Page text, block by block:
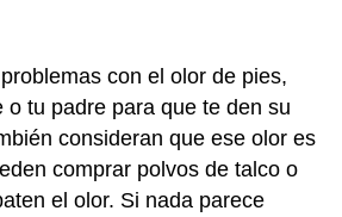
con el olor de pies,
o tu padre para que te den su
consideran que ese olor es
comprar polvos de talco o
el olor. Si nada parece